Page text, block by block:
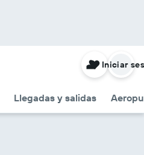
Llegadas y salidas
Iniciar